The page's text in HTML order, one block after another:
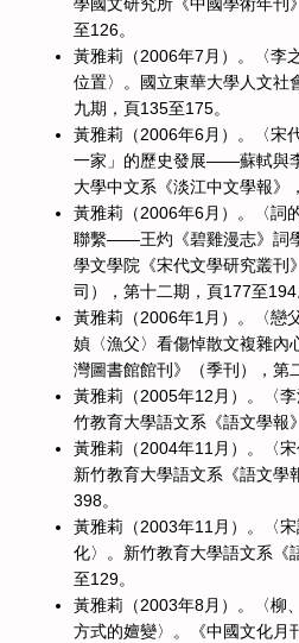
至126。
黃雅莉（2006年7月）。〈李
位置〉。國立東華大學人文社
九期，頁135至175。
黃雅莉（2006年6月）。〈宋
一家」的歷史發展——蘇軾與
大學中文系《淡江中文學報》
黃雅莉（2006年6月）。〈詞
聯繫——王灼《碧雞漫志》詞
學文學院《宋代文學研究叢刊
司），第十二期，頁177至194
黃雅莉（2006年1月）。〈
媜〈漁父〉看傷悼散文複雜內
灣圖書館館刊》（季刊），第
黃雅莉（2005年12月）。〈
竹教育大學語文系《語文學報
黃雅莉（2004年11月）。〈宋
新竹教育大學語文系《語文學
398。
黃雅莉（2003年11月）。〈
化〉。新竹教育大學語文系《
至129。
黃雅莉（2003年8月）。〈柳
方式的嬗變〉。《中國文化月